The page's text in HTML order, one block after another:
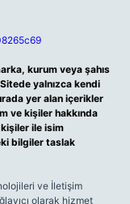
kurum veya şahıs
yalnızca kendi
yer alan içerikler
ve kişiler hakkında
kişiler ile isim
bilgiler taslak
ve İletişim
olarak hizmet